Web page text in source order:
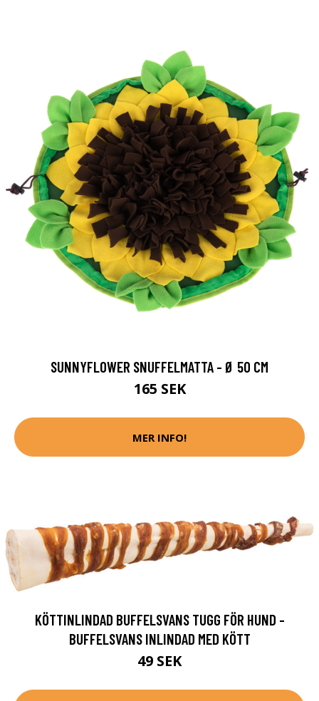
SUNNYFLOWER SNUFFELMATTA - Ø 50 CM
165 SEK
MER INFO!
KÖTTINLINDAD BUFFELSVANS TUGG FÖR HUND -
BUFFELSVANS INLINDAD MED KÖTT
49 SEK